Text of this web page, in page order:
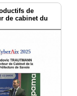
de
de cabinet du